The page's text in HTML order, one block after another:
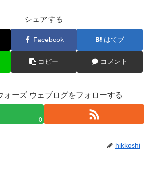
シェアする
Facebook はてブ
コピー コメント
ォーズ ウェブログをフォローする
0
hikkoshi